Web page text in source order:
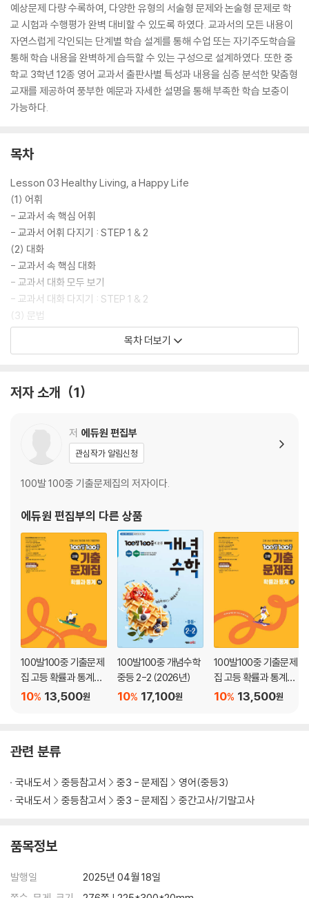
예상문제 다량 수록하여, 다양한 유형의 서술형 문제와 논술형 문제로 학
교 시험과 수행평가 완벽 대비할 수 있도록 하였다. 교과서의 모든 내용이
자연스럽게 각인되는 단계별 학습 설계를 통해 수업 또는 자기주도학습을
통해 학습 내용을 완벽하게 습득할 수 있는 구성으로 설계하였다. 또한 중
학교 3학년 12종 영어 교과서 출판사별 특성과 내용을 심층 분석한 맞춤형
교재를 제공하여 풍부한 예문과 자세한 설명을 통해 부족한 학습 보충이
가능하다.
목차
Lesson 03 Healthy Living, a Happy Life
(1) 어휘
- 교과서 속 핵심 어휘
- 교과서 어휘 다지기 : STEP 1 & 2
(2) 대화
- 교과서 속 핵심 대화
- 교과서 대화 모두 보기
- 교과서 대화 다지기 : STEP 1 & 2
(3) 문법
- 교과서 속 핵심 문법
- 교과서 속 핵심 본문
- 교과서 속 기타 지문
(5) Lesson 03 실전문제
- 영역별 실력 굳히기 : 어휘, 대화, 문법, 독해
- 학교 시험 100점 맞기 STEP 1
- 서술형으로 끝내기 + 창의 서술형
(6) Lesson 03 본문 암기
- 교과서 본문 손으로 익히기
Lesson 04 Safety First
(1) 어휘
- 교과서 속 핵심 어휘
- 교과서 어휘 다지기 : STEP 1 & 2
(2) 대화
- 교과서 속 핵심 대화
- 교과서 대화 모두 보기
- 교과서 대화 다지기 : STEP 1 & 2
- 교과서 핵심 문법 다지기
(4) 본문
- 교과서 속 핵심 본문
(5) Lesson 04 실전문제
- 학교 시험 100점 맞기 STEP 1
목차 더보기
저자 소개 1
저 에듀원 편집부
관심작가 알림신청
100발 100중 기출문제집의 저자이다.
에듀원 편집부의 다른 상품
100발100중 기출문제
집 고등 확률과 통계
(하) (2026년)
13,500원
10%
100발100중 개념수학
중등 2-2 (2026년)
17,100원
10%
100발100중 기출문제
집 고등 확률과 통계
(상) (2026년)
13,500원
10%
관련 분류
국내도서 중등참고서 중3 - 문제집
영어(중등3)
국내도서
중등참고서 중3 - 문제집 중간고사/기말고사
품목정보
발행일
2025년 04월 18일